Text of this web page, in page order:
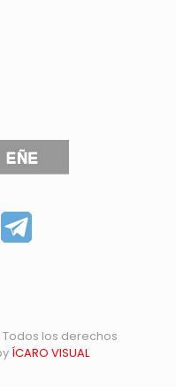
Todos los derechos
ÍCARO VISUAL